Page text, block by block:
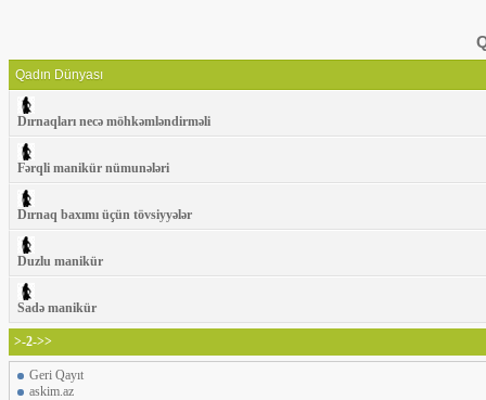
Qadın Dünyası
Dırnaqları necə möhkəmləndirməli
Fərqli manikür nümunələri
Dırnaq baxımı üçün tövsiyyələr
Duzlu manikür
Sadə manikür
>-2->>
Geri Qayıt
askim.az